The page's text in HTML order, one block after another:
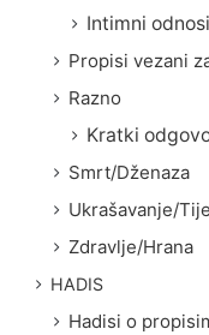
Intimni
Propisi vezani
Razno
Kratki
Smrt/Dženaza
Ukrašavanje/
Zdravlje/Hrana
HADIS
Hadisi o